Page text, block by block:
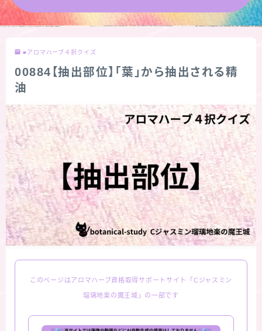
★スペシャルアロマハーブ４択クイズ (kindle出
お問い合わせ
サイトマップ
■アロマハーブ４択クイズ
00884【抽出部位】「葉」から抽出される精
油
このページはアロマハーブ資格取得サポートサイト「Cジャスミン
瑠璃地楽の魔王城」の一部です